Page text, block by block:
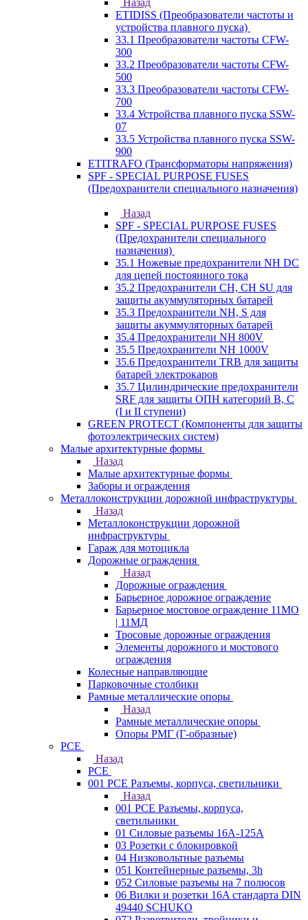
Назад
ETIDISS (Преобразователи частоты и
устройства плавного пуска)
33.1 Преобразователи частоты CFW-
300
33.2 Преобразователи частоты CFW-
500
33.3 Преобразователи частоты CFW-
700
33.4 Устройства плавного пуска SSW-
07
33.5 Устройства плавного пуска SSW-
900
ETITRAFO (Трансформаторы напряжения)
SPF - SPECIAL PURPOSE FUSES
(Предохранители специального назначения)
Назад
SPF - SPECIAL PURPOSE FUSES
(Предохранители специального
назначения)
35.1 Ножевые предохранители NH DC
для цепей постоянного тока
35.2 Предохранители CH, CH SU для
защиты акуммуляторных батарей
35.3 Предохранители NH, S для
защиты акуммуляторных батарей
35.4 Предохранители NH 800V
35.5 Предохранители NH 1000V
35.6 Предохранители TRB для защиты
батарей электрокаров
35.7 Цилиндрические предохранители
SRF для защиты ОПН категорий B, C
(I и II ступени)
GREEN PROTECT (Компоненты для защиты
фотоэлектрических систем)
Малые архитектурные формы
Назад
Малые архитектурные формы
Заборы и ограждения
Металлоконструкции дорожной инфраструктуры
Назад
Металлоконструкции дорожной
инфраструктуры
Гараж для мотоцикла
Дорожные ограждения
Назад
Дорожные ограждения
Барьерное дорожное ограждение
Барьерное мостовое ограждение 11МО
| 11МД
Тросовые дорожные ограждения
Элементы дорожного и мостового
ограждения
Колесные направляющие
Парковочные столбики
Рамные металлические опоры
Назад
Рамные металлические опоры
Опоры РМГ (Г-образные)
PCE
Назад
PCE
001 PCE Разъемы, корпуса, светильники
Назад
001 PCE Разъемы, корпуса,
светильники
01 Силовые разъемы 16А-125А
03 Розетки с блокировкой
04 Низковольтные разъемы
051 Контейнерные разъемы, 3h
052 Силовые разъемы на 7 полюсов
06 Вилки и розетки 16A стандарта DIN
49440 SCHUKO